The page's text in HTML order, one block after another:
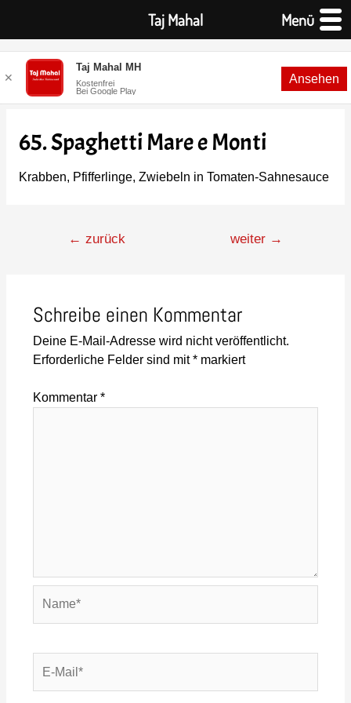
65. Spaghetti Mare e Monti
Krabben, Pfifferlinge, Zwiebeln in Tomaten-Sahnesauce
← zurück weiter →
Schreibe einen Kommentar
Deine E-Mail-Adresse wird nicht veröffentlicht.
Erforderliche Felder sind mit*markiert
Kommentar *
Taj Mahal Menü
✕
Taj Mahal MH
Kostenfrei
Bei Google Play
Ansehen